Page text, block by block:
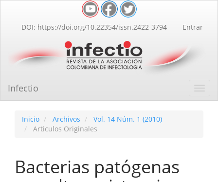
Contenido
principal
lateral
DOI: https://doi.org/10.22354/issn.2422-3794 Entrar
Infectio
Inicio Archivos
Vol. 14 Núm. 1 (2010)
Articulos Originales
Bacterias patógenas